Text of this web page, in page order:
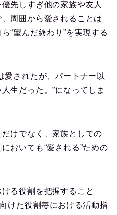
先しすぎ他の家族や友人
周囲から愛されることは
“望んだ終わり”を実現する
愛されたが、パートナー以
生だった。”になってしま
けでなく、家族としての
おいても“愛される”ための
る役割を把握すること
けた役割毎における活動指